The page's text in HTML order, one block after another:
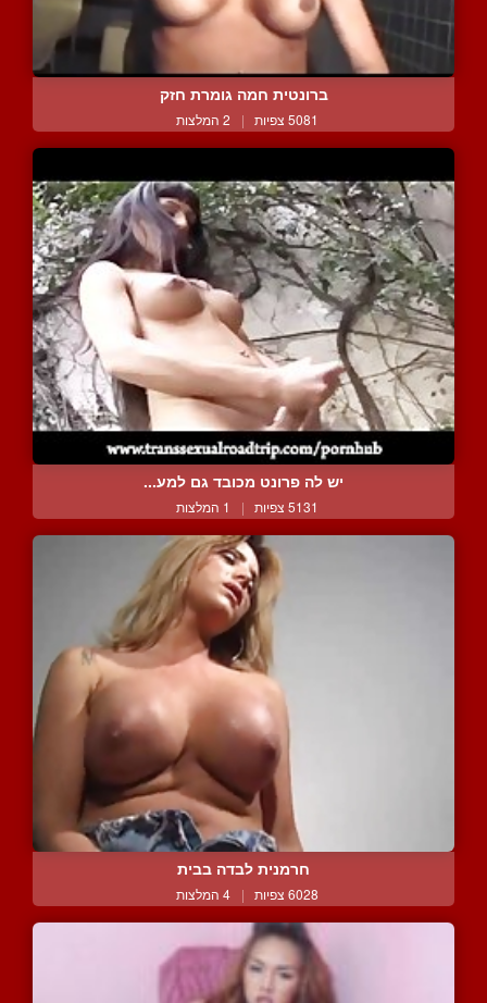
ברונטית חמה גומרת חזק
5081 צפיות | 2 המלצות
יש לה פרונט מכובד גם למע...
5131 צפיות | 1 המלצות
חרמנית לבדה בבית
6028 צפיות | 4 המלצות